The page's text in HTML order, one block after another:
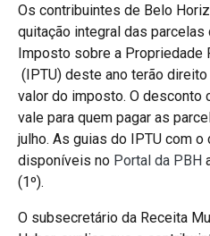
Os contribuintes de Belo
quitação integral das
Imposto sobre a Propriedade
(IPTU) deste ano terão
valor do imposto. O desconto
vale para quem pagar as
julho. As guias do IPTU com
disponíveis no Portal da PBH
(1º).
O subsecretário da Receita